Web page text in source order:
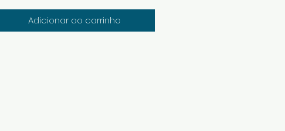
Adicionar ao carrinho